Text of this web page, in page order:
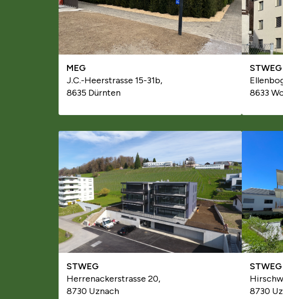
MEG
J.C.-Heerstrasse 15-31b,
8635 Dürnten
STWEG
8633
STWEG
Herrenackerstrasse 20,
8730 Uznach
STWEG
8730